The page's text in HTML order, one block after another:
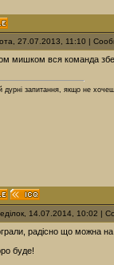
27.07.2013, 11:10 |
мишком вся команда
дурні запитання, якщо не
14.07.2014, 10:02 |
радісно що можна
буде!